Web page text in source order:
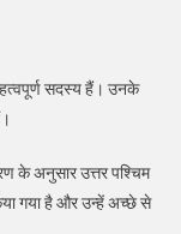
सदस्य हैं। उनके
के अनुसार उत्तर पश्चिम
गया है और उन्हें अच्छे से